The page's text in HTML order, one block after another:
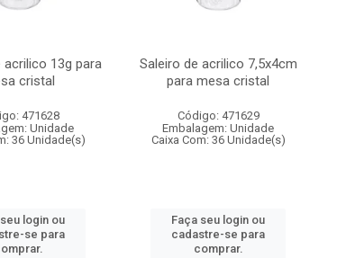
acrilico 13g para
cristal
471628
Unidade
36 Unidade(s)
login ou
se para
Saleiro de acrilico 7,5x4cm
para mesa cristal
Código: 471629
Embalagem: Unidade
Caixa Com: 36 Unidade(s)
Faça seu login ou
cadastre-se para
comprar.